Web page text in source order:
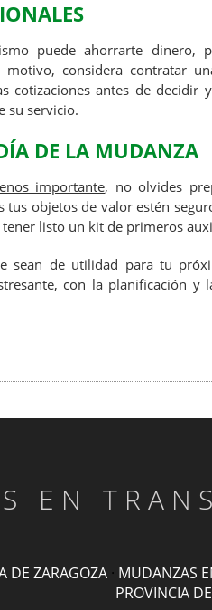
puede ahorrarte dinero,
considera contratar
cotizaciones antes de decidir
su servicio.
DE LA MUDANZA
importante, no olvides
tus objetos de valor estén
listo un kit de primeros
sean de utilidad para tu
con la planificación y
EN
DE ZARAGOZA· MUDANZAS
PROVINCIA